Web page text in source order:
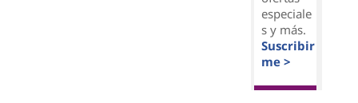
especiale
s y más.
Suscribir
me >